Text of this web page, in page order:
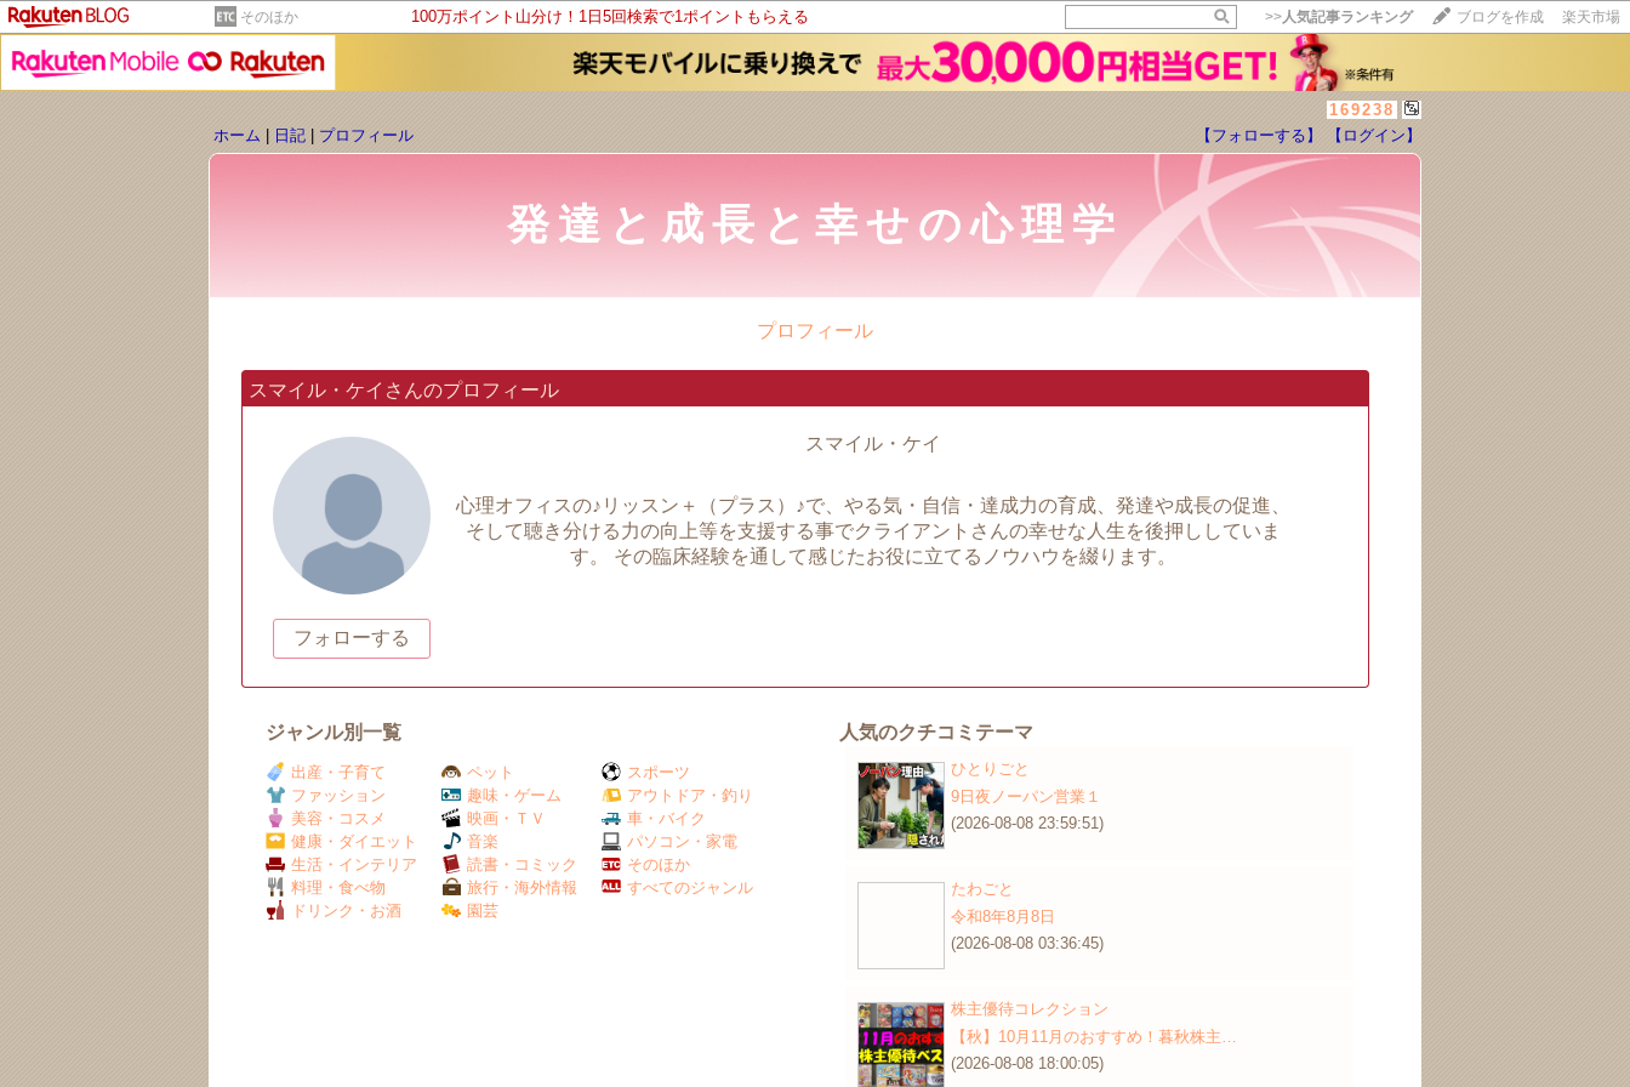
そのほか 100万ポイント山分け！1日5回検索で1ポイントもらえる >>人気記事ランキング ブログを作成 楽天市場
169238
ホーム
日記 プロフィール 【フォローする】 【ログイン】
発達と成長と幸せの心理学
プロフィール
スマイル・ケイさんのプロフィール
フォローする
スマイル・ケイ
心理オフィスの♪リッスン＋（プラス）♪で、やる気・自信・達成力の育成、発達や成長の促進、
そして聴き分ける力の向上等を支援する事でクライアントさんの幸せな人生を後押ししていま
す。 その臨床経験を通して感じたお役に立てるノウハウを綴ります。
ジャンル別一覧
出産・子育て
ファッション
美容・コスメ
健康・ダイエット
生活・インテリア
料理・食べ物
ドリンク・お酒
ペット
趣味・ゲーム
映画・ＴＶ
音楽
読書・コミック
旅行・海外情報
園芸
スポーツ
アウトドア・釣り
車・バイク
パソコン・家電
そのほか
すべてのジャンル
人気のクチコミテーマ
ひとりごと
9日夜ノーパン営業１
(2026-08-08 23:59:51)
たわごと
令和8年8月8日
(2026-08-08 03:36:45)
株主優待コレクション
【秋】10月11月のおすすめ！暮秋株主…
(2026-08-08 18:00:05)